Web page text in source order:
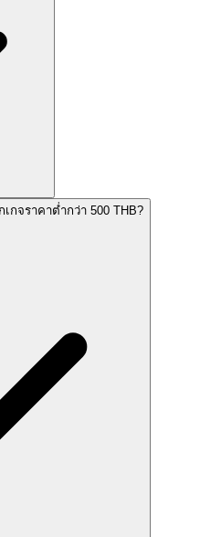
กจราคาต่ำกว่า 500 THB?